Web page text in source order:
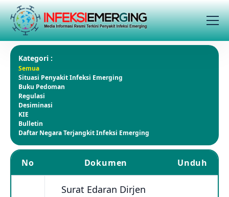
Kategori :
Semua
Situasi Penyakit Infeksi Emerging
Buku Pedoman
Regulasi
Desiminasi
KIE
Bulletin
Daftar Negara Terjangkit Infeksi Emerging
No Dokumen Unduh
Surat Edaran Dirjen